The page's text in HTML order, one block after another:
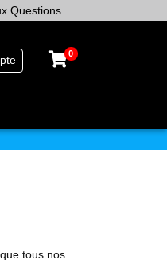
Questions
0
tous nos